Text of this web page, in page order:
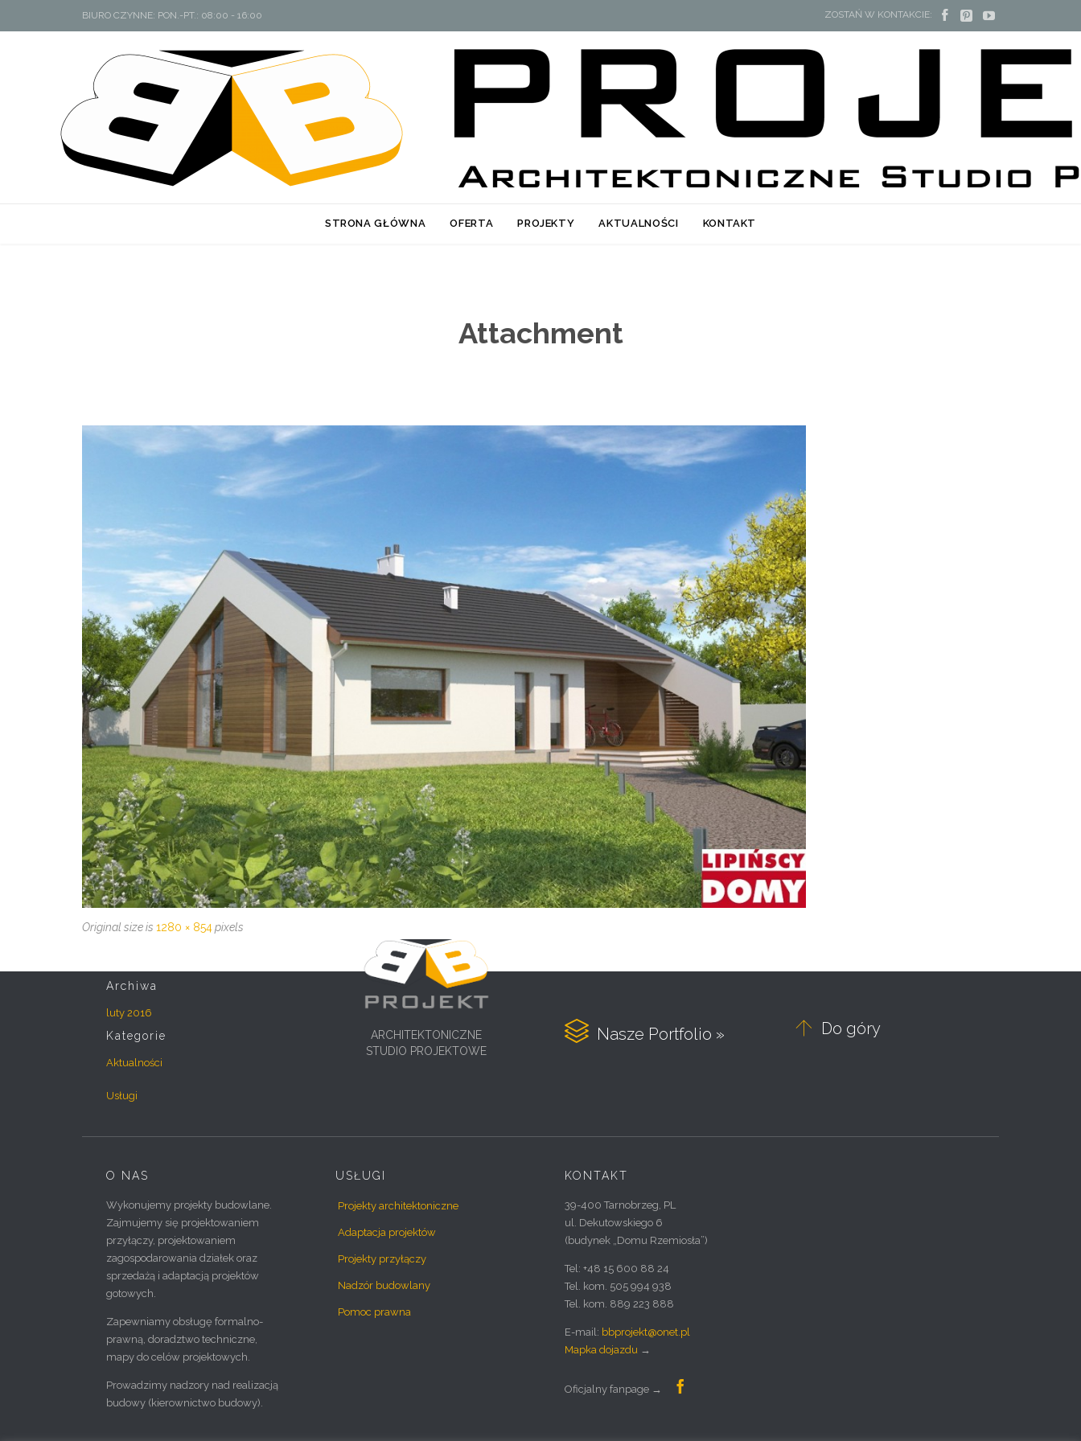
BIURO CZYNNE: PON.-PT.: 08:00 - 16:00 ZOSTAŃ W KONTAKCIE:   
to
STRONA GŁÓWNA OFERTA PROJEKTY AKTUALNOŚCI KONTAKT
Attachment
Original size is 1280 × 854pixels
Archiwa
luty 2016
Kategorie
Aktualności
Usługi
ARCHITEKTONICZNE
STUDIO PROJEKTOWE
 Nasze Portfolio »  Do góry
O NAS
Wykonujemy projekty budowlane.
Zajmujemy się projektowaniem
przyłączy, projektowaniem
zagospodarowania działek oraz
sprzedażą i adaptacją projektów
gotowych.
Zapewniamy obsługę formalno-
prawną, doradztwo techniczne,
mapy do celów projektowych.
Prowadzimy nadzory nad realizacją
budowy (kierownictwo budowy).
USŁUGI
Projekty architektoniczne
Adaptacja projektów
Projekty przyłączy
Nadzór budowlany
Pomoc prawna
KONTAKT
39-400 Tarnobrzeg, PL
ul. Dekutowskiego 6
(budynek „Domu Rzemiosła”)
Tel: +48 15 600 88 24
Tel. kom. 505 994 938
Tel. kom. 889 223 888
E-mail: bbprojekt@onet.pl
Mapka dojazdu →
Oficjalny fanpage → 